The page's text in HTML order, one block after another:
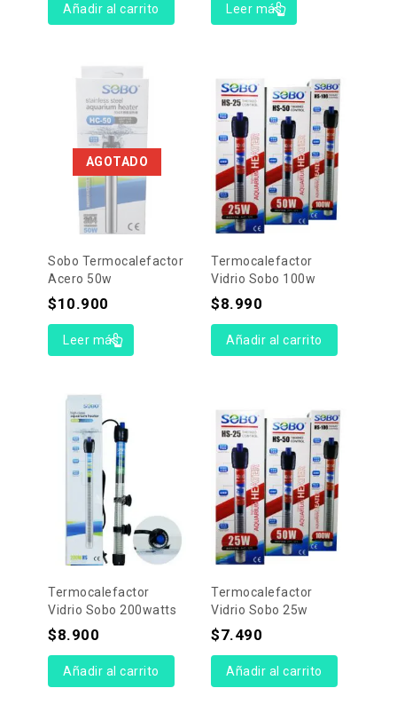
Añadir al carrito Leer más
AGOTADO
Sobo Termocalefactor
Acero 50w
$10.900
Leer más
Termocalefactor
Vidrio Sobo 100w
$8.990
Añadir al carrito
Termocalefactor
Vidrio Sobo 200watts
$8.900
Añadir al carrito
Termocalefactor
Vidrio Sobo 25w
$7.490
Añadir al carrito